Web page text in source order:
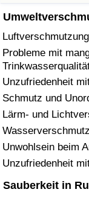
Luftverschmutzung
Probleme mit
Unzufriedenheit
Schmutz und
Lärm- und
Unwohlsein beim
Unzufriedenheit
Sauberkeit in
Kriminalitäts-
Kriminalitäts-